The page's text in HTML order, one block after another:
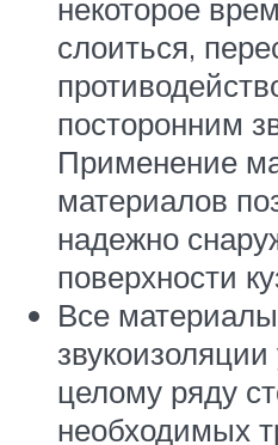
некоторое
слоиться,
посторонним
Применение
материалов
надежно
поверхности
Все
целому ряду
необходимых